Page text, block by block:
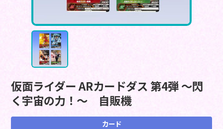
仮面ライダー ARカードダス 第4弾 ～閃
く宇宙の力！～ 自販機
カード